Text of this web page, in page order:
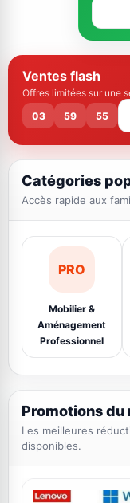
Un
votre
Ventes flash
03
59 54
Catégories
Accès rapide aux
PRO
Mobilier &
Promotions du
disponibles.